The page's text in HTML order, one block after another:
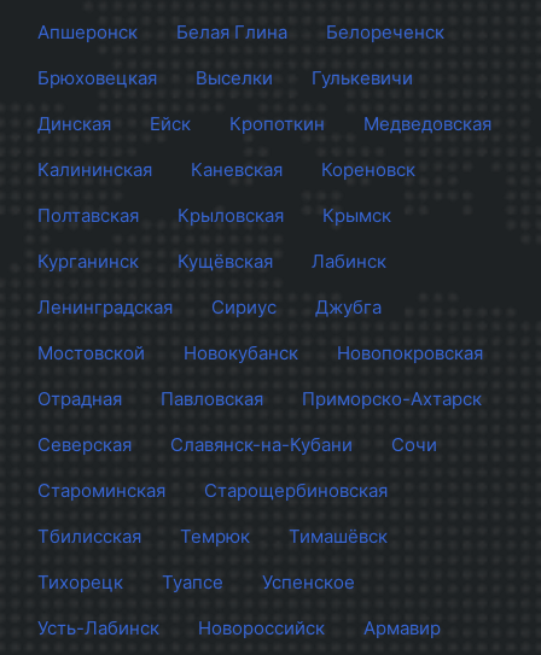
Апшеронск
Белая Глина
Белореченск
Брюховецкая
Выселки
Гулькевичи
Динская
Ейск Кропоткин
Медведовская
Калининская
Каневская
Кореновск
Полтавская
Крыловская
Крымск
Курганинск
Кущёвская
Лабинск
Ленинградская
Сириус
Джубга
Мостовской
Новокубанск
Новопокровская
Отрадная
Павловская
Приморско-Ахтарск
Северская
Славянск-на-Кубани
Сочи
Староминская
Старощербиновская
Тбилисская
Темрюк
Тимашёвск
Тихорецк
Туапсе
Успенское
Усть-Лабинск
Новороссийск Армавир